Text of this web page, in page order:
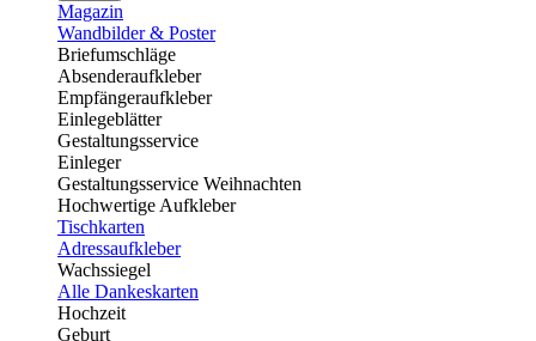
Magazin
Wandbilder & Poster
Briefumschläge
Absenderaufkleber
Empfängeraufkleber
Einlegeblätter
Gestaltungsservice
Einleger
Gestaltungsservice Weihnachten
Hochwertige Aufkleber
Tischkarten
Adressaufkleber
Wachssiegel
Alle Dankeskarten
Hochzeit
Geburt